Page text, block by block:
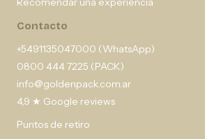
Contacto
+5491135047000 (WhatsApp)
0800 444 7225 (PACK)
info@goldenpack.com.ar
4,9 ★ Google reviews
Puntos de retiro